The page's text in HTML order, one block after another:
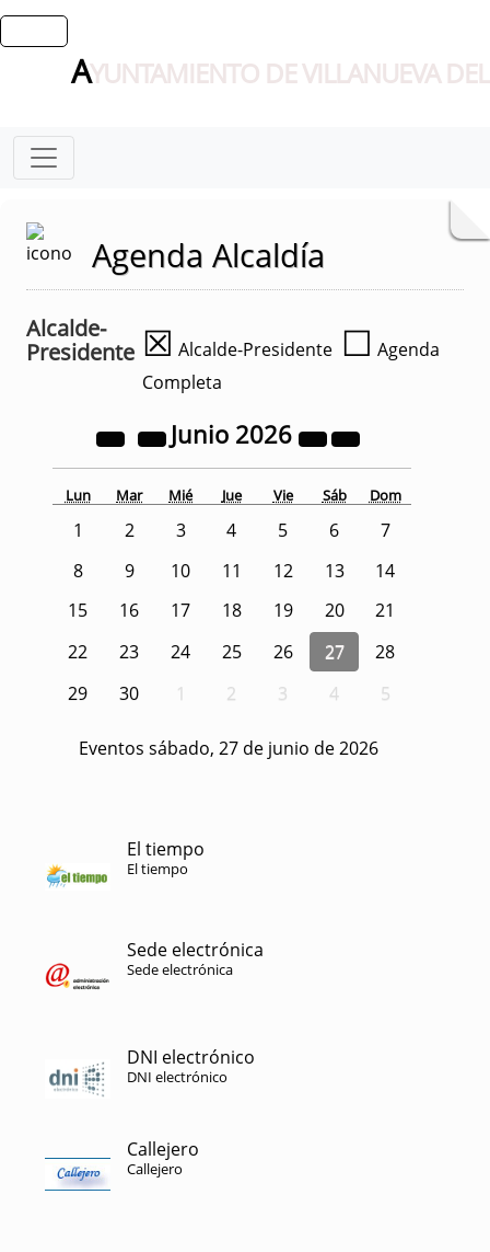
AYUNTAMIENTO DE VILLANUEVA
Agenda Alcaldía
Alcalde-
Presidente ☒ Alcalde-Presidente ☐ Agenda
Completa
Junio 2026
Lun Mar Mié Jue Vie Sáb Dom
1 2 3 4 5 6
7
8
9 10 11 12 13
14
15
16 17 18 19 20
21
22
23 24 25 26 27
28
29
30 1 2 3 4 5
Eventos sábado, 27 de junio de 2026
El tiempo
El tiempo
Sede electrónica
Sede electrónica
DNI electrónico
DNI electrónico
Callejero
Callejero